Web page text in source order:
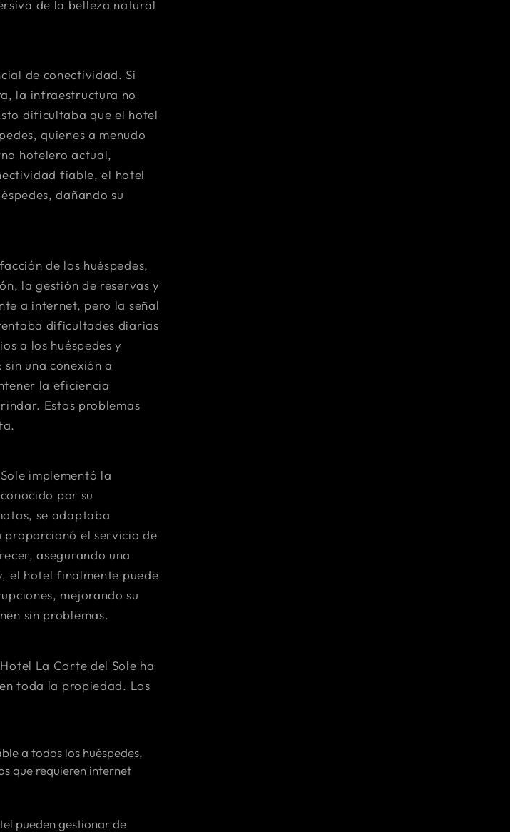
de la belleza natural
de conectividad. Si
la infraestructura no
dificultaba que el hotel
quienes a menudo
hotelero actual,
fiable, el hotel
dañando su
de los huéspedes,
la gestión de reservas y
a internet, pero la señal
dificultades diarias
a los huéspedes y
una conexión a
la eficiencia
Estos problemas
implementó la
por su
se adaptaba
proporcionó el servicio de
asegurando una
el hotel finalmente puede
mejorando su
sin problemas.
La Corte del Sole ha
toda la propiedad. Los
a todos los huéspedes,
que requieren internet
pueden gestionar de